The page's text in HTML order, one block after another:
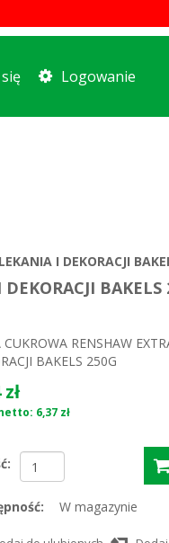
Logowanie
I DEKORACJI
BAKELS
CUKROWA RENSHAW
BAKELS 250G
6,37 zł
W magazynie